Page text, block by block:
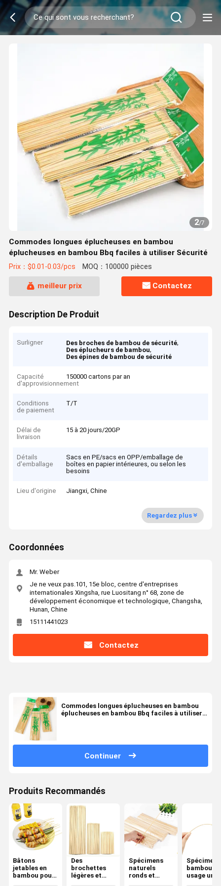
2/7
Commodes longues éplucheuses en bambou
éplucheuses en bambou Bbq faciles à utiliser Sécurité
Prix：$0.01-0.03/pcs MOQ：100000 pièces
meilleur prix Contactez
Description De Produit
Surligner Des broches de bambou de sécurité,
Des éplucheurs de bambou,
Des épines de bambou de sécurité
Capacité
d'approvisionnement
150000 cartons par an
Conditions
de paiement
T/T
Délai de
livraison
15 à 20 jours/20GP
Détails
d'emballage
Sacs en PE/sacs en OPP/emballage de
boîtes en papier intérieures, ou selon les
besoins
Lieu d'origine Jiangxi, Chine
Regardez plus
Coordonnées
Mr. Weber
Je ne veux pas.101, 15e bloc, centre d'entreprises
internationales Xingsha, rue Luositang n° 68, zone de
développement économique et technologique, Changsha,
Hunan, Chine
15111441023
Contactez
Commodes longues éplucheuses en bambou
éplucheuses en bambou Bbq faciles à utiliser
Continuer
Produits Recommandés
Bâtons
jetables en
bambou pour
Des
brochettes
légères et
Spécimens
naturels
ronds et
bambou à
usage